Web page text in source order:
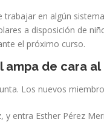
en algún
a disposición de
el próximo curso.
de cara al
Los nuevos
y entra Esther Pérez